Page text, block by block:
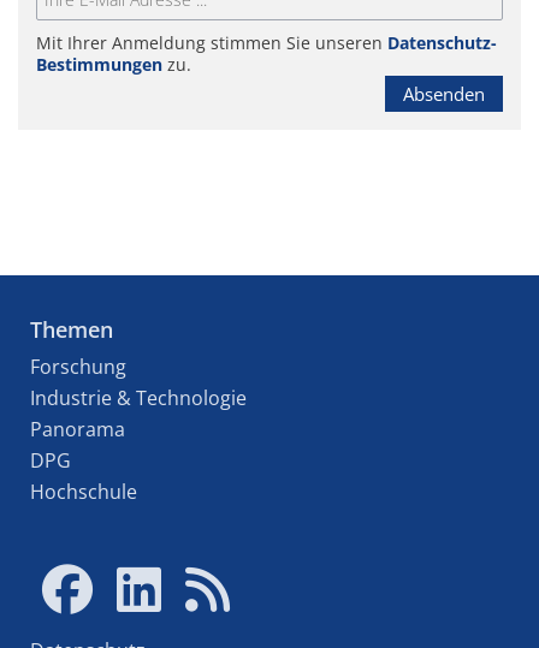
Mit Ihrer Anmeldung stimmen Sie unseren Datenschutz-
Bestimmungen zu.
Absenden
Themen
Forschung
Industrie & Technologie
Panorama
DPG
Hochschule